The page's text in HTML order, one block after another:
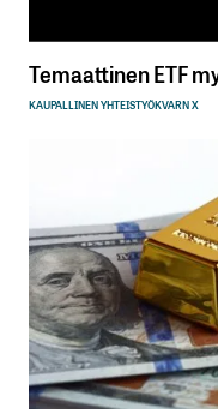
Temaattinen ETF
KAUPALLINEN YHTEISTYÖKVARN X